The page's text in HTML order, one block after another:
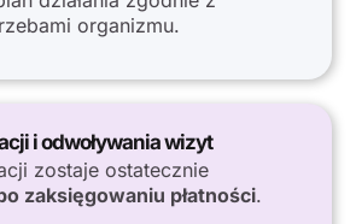
organizmu.
i odwoływania wizyt
zostaje ostatecznie
zaksięgowaniu płatności.